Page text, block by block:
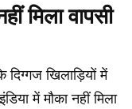
मिला वापसी
खिलाड़ियों में
में मौका नहीं मिला